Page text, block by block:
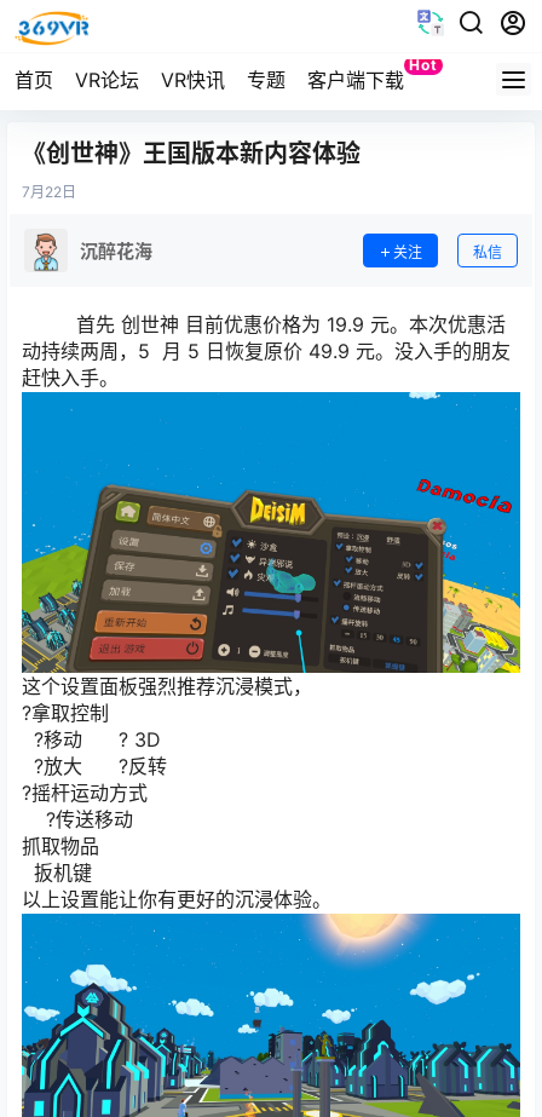
首页 VR论坛 VR快讯 专题 客户端下载
Hot
Quest
《创世神》王国版本新内容体验
7月 22日
沉醉花海 关注 私信
首先 创世神 目前优惠价格为 19.9 元。本次优惠活
动持续两周，5 月 5 日恢复原价 49.9 元。没入手的朋友
赶快入手。
这个设置面板强烈推荐沉浸模式，
?拿取控制
?移动 ? 3D
?放大 ?反转
?摇杆运动方式
?传送移动
抓取物品
扳机键
以上设置能让你有更好的沉浸体验。